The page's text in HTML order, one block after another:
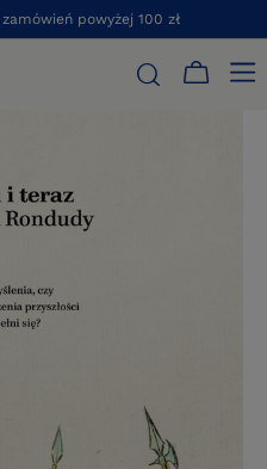
powyżej 100 zł
OŚWIECENIE, CZYLI TU